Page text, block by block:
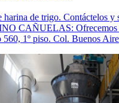
harina de trigo. Contáctelos y
CAÑUELAS: Ofrecemos
560, 1º piso. Col. Buenos